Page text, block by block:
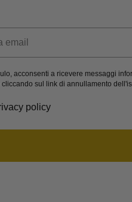
acconsenti a ricevere messaggi
cliccando sul link di annullamento
policy